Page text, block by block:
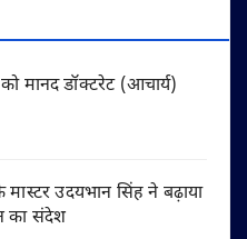
मानद डॉक्टरेट (आचार्य)
उदयभान सिंह ने बढ़ाया
का संदेश